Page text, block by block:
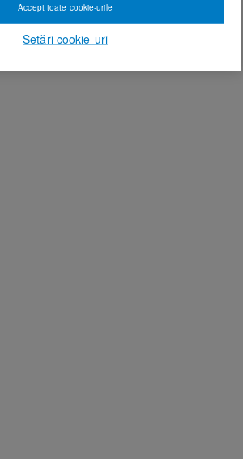
Setări cookie-uri
Accept toate cookie-urile